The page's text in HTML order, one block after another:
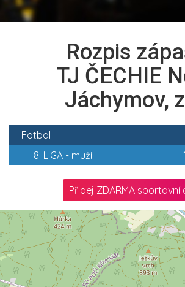
Rozpis
TJ ČECHIE
Jáchymov,
Fotbal
8. LIGA - muži
Přidej ZDARMA sportovní